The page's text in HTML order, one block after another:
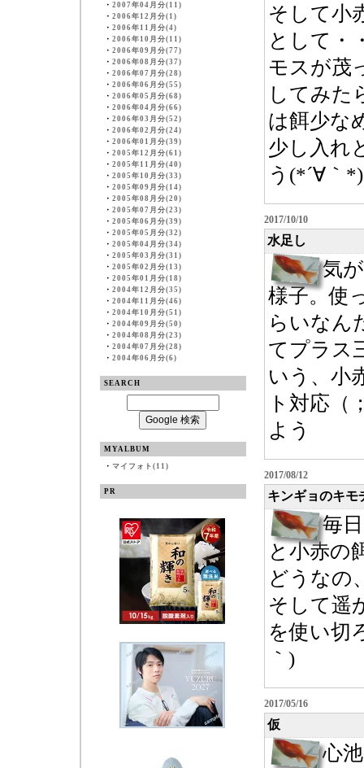
・ 2007年04月分(11)
・ 2006年12月分(1)
・ 2006年11月分(4)
・ 2006年10月分(11)
・ 2006年09月分(77)
・ 2006年08月分(37)
・ 2006年07月分(28)
・ 2006年06月分(55)
・ 2006年05月分(68)
・ 2006年04月分(66)
・ 2006年03月分(52)
・ 2006年02月分(24)
・ 2006年01月分(39)
・ 2005年12月分(61)
・ 2005年11月分(40)
・ 2005年10月分(33)
・ 2005年09月分(14)
・ 2005年08月分(20)
・ 2005年07月分(23)
・ 2005年06月分(39)
・ 2005年05月分(32)
・ 2005年04月分(34)
・ 2005年03月分(31)
・ 2005年02月分(13)
・ 2005年01月分(18)
・ 2004年12月分(35)
・ 2004年11月分(46)
・ 2004年10月分(51)
・ 2004年09月分(50)
・ 2004年08月分(23)
・ 2004年07月分(28)
・ 2004年06月分(6)
SEARCH
MYALBUM
・ マイフォト(11)
PR
そして小
として・
モスが茂
してみた
は餌少な
少し入れ
う(*´∀｀*)
2017/10/10
水足し
気
様子。使
らいなん
てプラス
いう、小
ト対応（
よう
2017/08/12
キンギョのキモ
毎
と小赤の
どうなの
そして遥
を使い切
｀)
2017/05/16
仮
心